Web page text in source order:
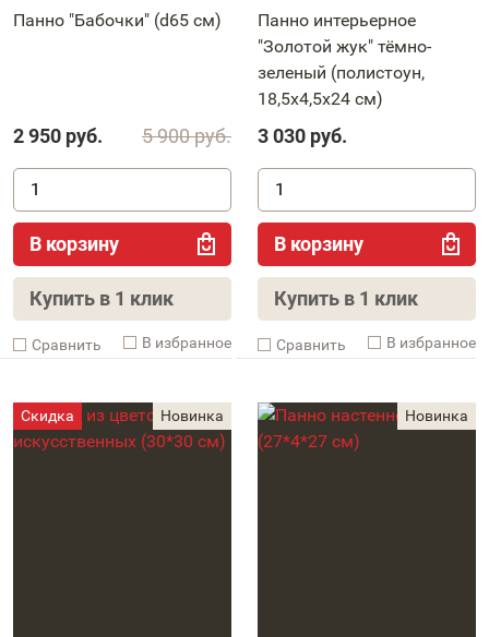
Панно "Бабочки" (d65 см)
5 900руб.
2 950 руб.
В корзину
Купить в 1 клик
Cравнить В избранное
Панно интерьерное
"Золотой жук" тёмно-
зеленый (полистоун,
18,5х4,5х24 см)
3 030 руб.
В корзину
Купить в 1 клик
Cравнить В избранное